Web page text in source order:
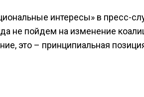
интересы» в пресс-
не пойдем на изменение
это – принципиальная